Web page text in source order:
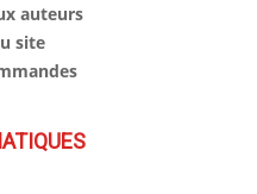
auteurs
site